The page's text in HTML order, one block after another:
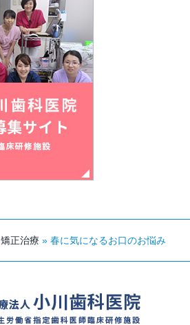
矯正治療 » 春に気になるお⼝のお悩み